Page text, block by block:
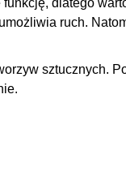
ruch.
sztucznych.